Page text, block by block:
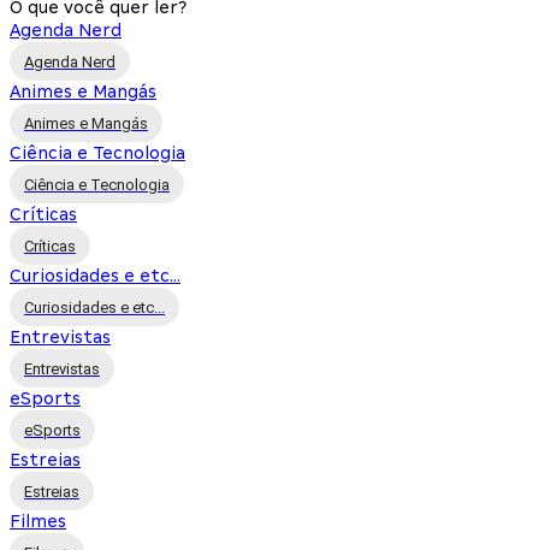
O que você quer ler?
Agenda Nerd
Agenda Nerd
Animes e Mangás
Animes e Mangás
Ciência e Tecnologia
Ciência e Tecnologia
Críticas
Críticas
Curiosidades e etc...
Curiosidades e etc...
Entrevistas
Entrevistas
eSports
eSports
Estreias
Estreias
Filmes